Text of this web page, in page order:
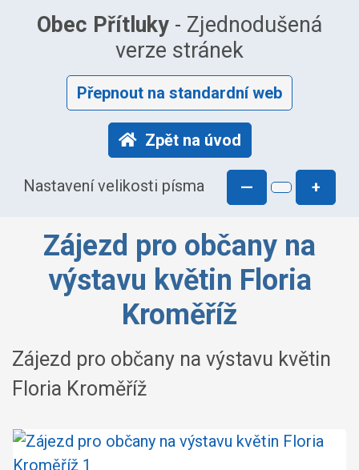
Obec Přítluky - Zjednodušená
verze stránek
Přepnout na standardní web
Zpět na úvod
Nastavení velikosti písma — +
Zájezd pro občany na
výstavu květin Floria
Kroměříž
Zájezd pro občany na výstavu květin
Floria Kroměříž